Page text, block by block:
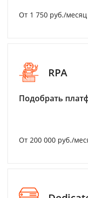
От 1 750 руб./месяц
RPA
Подобрать
От 200 000 руб./